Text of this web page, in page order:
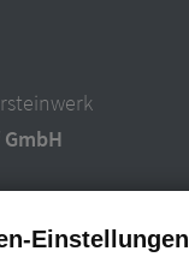
Einstellungen